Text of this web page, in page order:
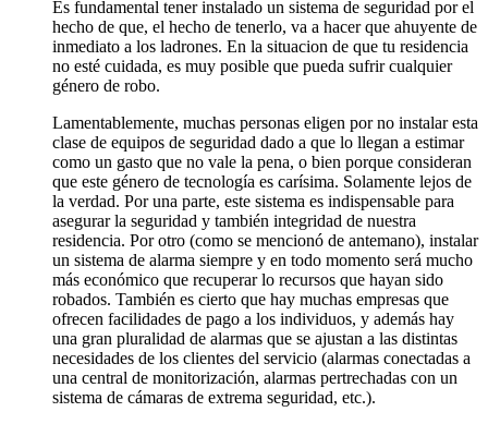
Es fundamental tener instalado un sistema de seguridad por el
hecho de que, el hecho de tenerlo, va a hacer que ahuyente de
inmediato a los ladrones. En la situacion de que tu residencia
no esté cuidada, es muy posible que pueda sufrir cualquier
género de robo.
Lamentablemente, muchas personas eligen por no instalar esta
clase de equipos de seguridad dado a que lo llegan a estimar
como un gasto que no vale la pena, o bien porque consideran
que este género de tecnología es carísima. Solamente lejos de
la verdad. Por una parte, este sistema es indispensable para
asegurar la seguridad y también integridad de nuestra
residencia. Por otro (como se mencionó de antemano), instalar
un sistema de alarma siempre y en todo momento será mucho
más económico que recuperar lo recursos que hayan sido
robados. También es cierto que hay muchas empresas que
ofrecen facilidades de pago a los individuos, y además hay
una gran pluralidad de alarmas que se ajustan a las distintas
necesidades de los clientes del servicio (alarmas conectadas a
una central de monitorización, alarmas pertrechadas con un
sistema de cámaras de extrema seguridad, etc.).